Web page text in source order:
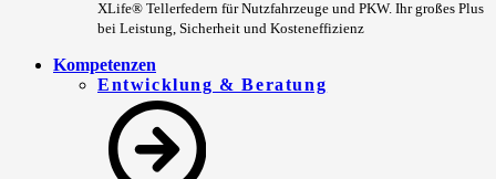
XLife® Tellerfedern für Nutzfahrzeuge und PKW. Ihr großes Plus
bei Leistung, Sicherheit und Kosteneffizienz
Kompetenzen
Entwicklung & Beratung